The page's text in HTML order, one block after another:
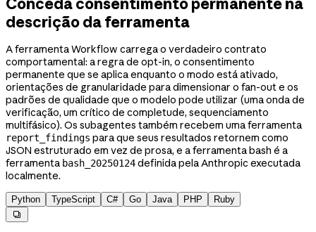
descrição da ferramenta
A ferramenta Workflow carrega o verdadeiro contrato
comportamental: a regra de opt-in, o consentimento
permanente que se aplica enquanto o modo está ativado,
orientações de granularidade para dimensionar o fan-out e os
padrões de qualidade que o modelo pode utilizar (uma onda de
verificação, um crítico de completude, sequenciamento
multifásico). Os subagentes também recebem uma ferramenta
report_findings para que seus resultados retornem como
JSON estruturado em vez de prosa, e a ferramenta bash é a
ferramenta bash_20250124definida pela Anthropic executada
localmente.
Python TypeScript C# Go Java PHP Ruby
